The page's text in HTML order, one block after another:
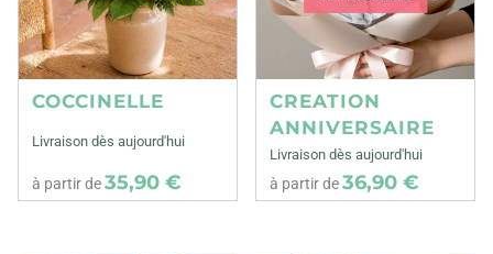
COCCINELLE
Livraison dès aujourd'hui
à partir de35,90 €
CREATION
ANNIVERSAIRE
Livraison dès aujourd'hui
à partir de36,90 €